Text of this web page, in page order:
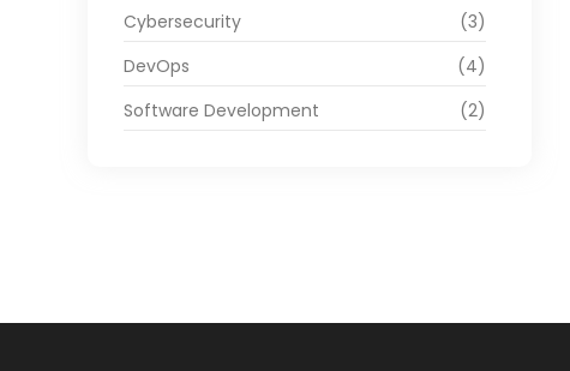
Cybersecurity
(3)
DevOps
(4)
Software Development
(2)